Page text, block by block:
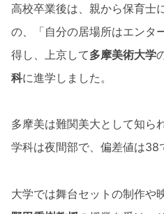
高校卒業後は、親から保育士
の、「自分の居場所はエンタ
得し、上京して多摩美術大学
科に進学しました。
多摩美は難関美大として知ら
学科は夜間部で、偏差値は38
大学では舞台セットの制作や